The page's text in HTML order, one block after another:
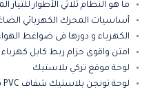
ما هو النظام ثلاثي الأطوار للتيار
أساسيات المحرك الكهربائي
الكهرباء و دورها فى ضواغط
امتن واقوى حزام ربط كابل
لوحة موقع تركي بلاستيك
لوحة تونجن بلاستيك شفاف PVC هي الافضل !